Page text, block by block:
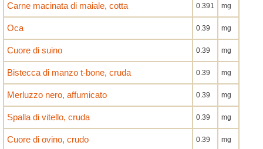
Carne macinata di maiale, cotta 0.391 mg
Oca 0.39 mg
Cuore di suino 0.39 mg
Bistecca di manzo t-bone, cruda 0.39 mg
Merluzzo nero, affumicato 0.39 mg
Spalla di vitello, cruda 0.39 mg
Cuore di ovino, crudo 0.39 mg